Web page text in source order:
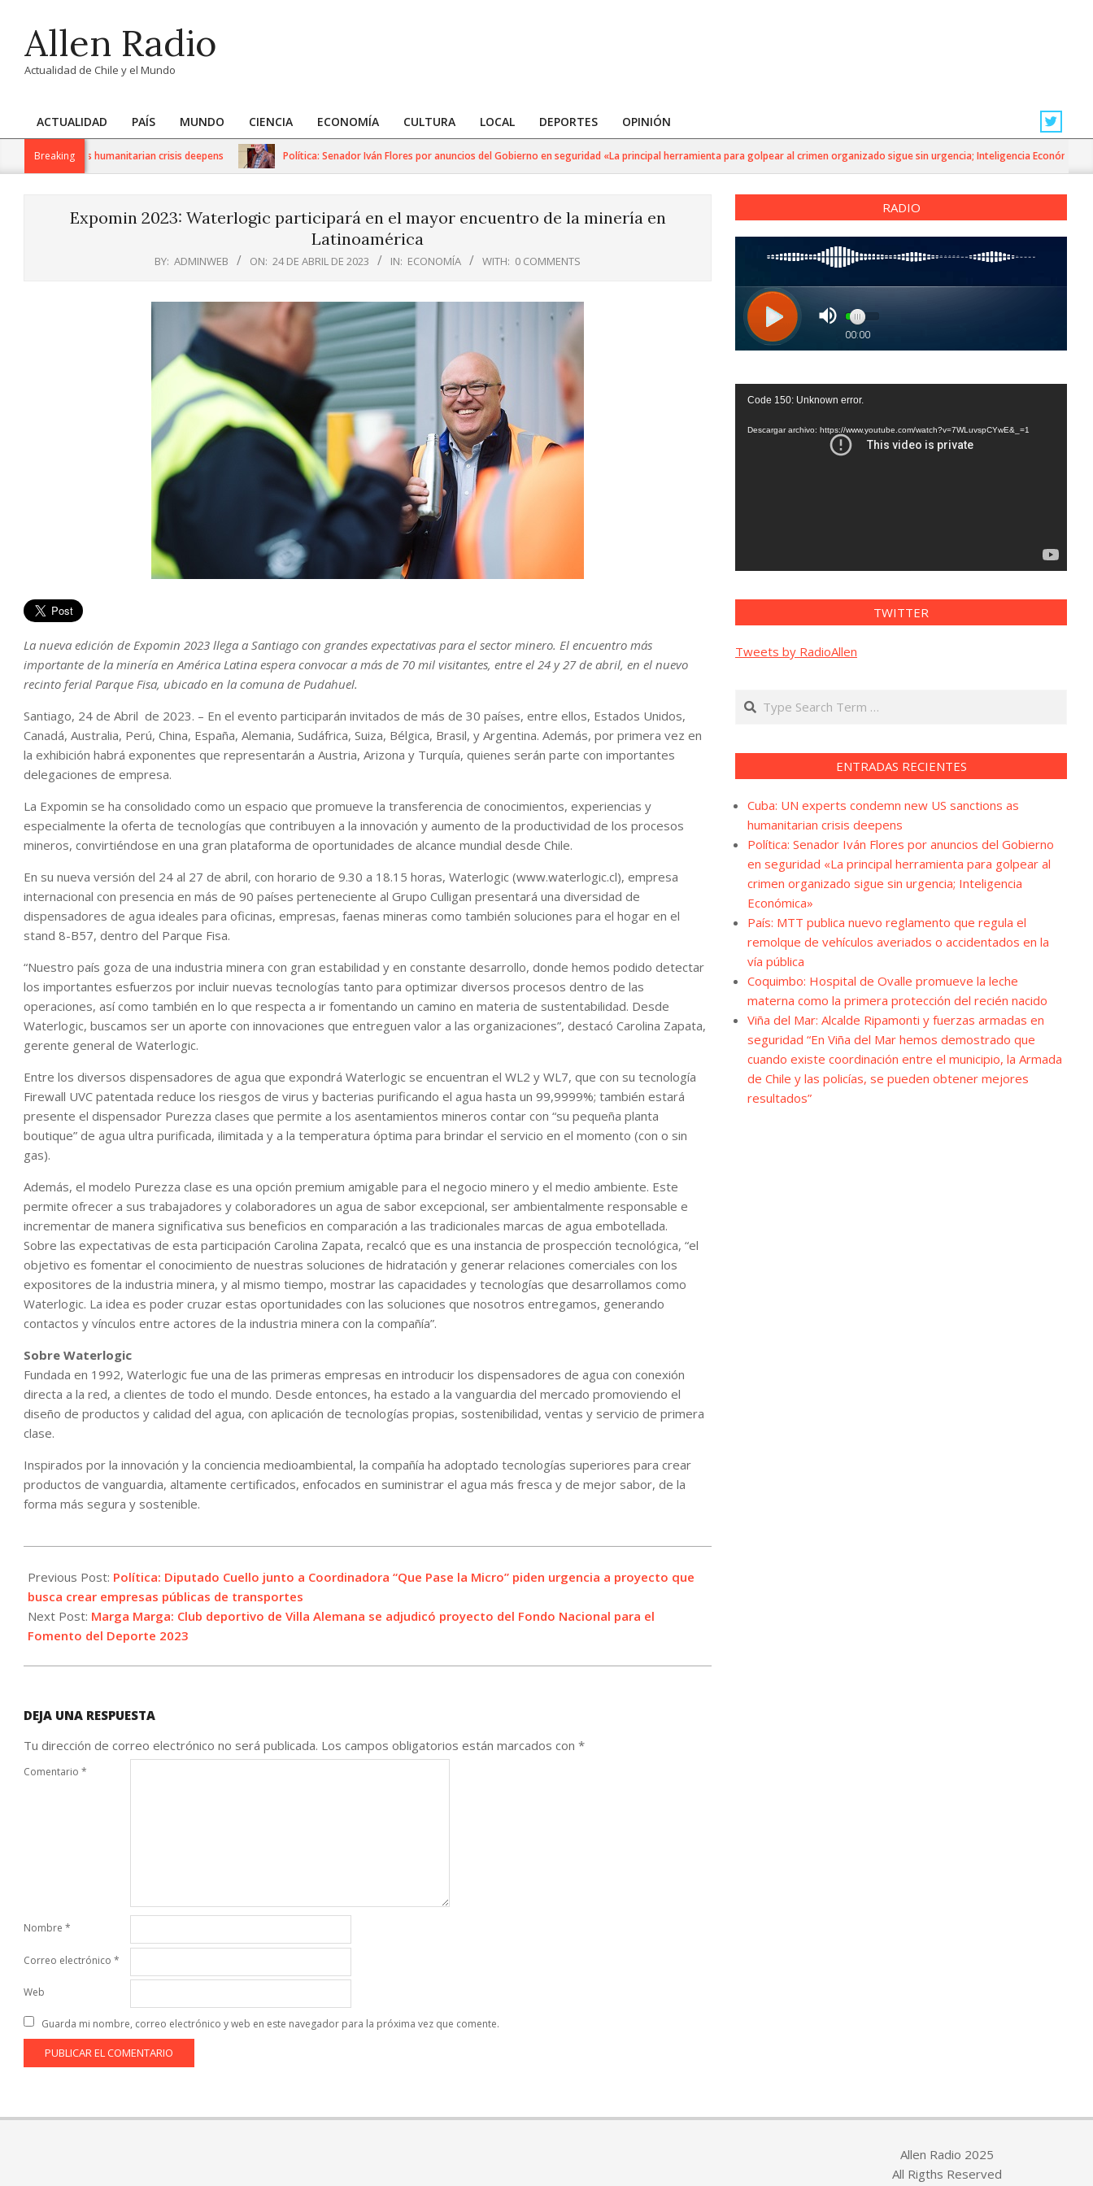
contentAllen Radio
Actualidad de Chile y el Mundo
Primary
Navigation
ACTUALIDAD PAÍS MUNDO CIENCIA ECONOMÍA CULTURA LOCAL DEPORTES OPINIÓN
Breaking
sanctions as humanitarian crisis deepens Política: Senador Iván Flores por anuncios del Gobierno en seguridad «La principal herramienta para golpear al crimen organizado sigue sin urgencia; Inteligencia Económica»
Expomin 2023: Waterlogic participará en el mayor encuentro de la minería en
Latinoamérica
BY: ADMINWEB ON: 24 DE ABRIL DE 2023 IN: ECONOMÍA WITH: 0 COMMENTS
La nueva edición de Expomin 2023 llega a Santiago con grandes expectativas para el sector minero. El encuentro más
importante de la minería en América Latina espera convocar a más de 70 mil visitantes, entre el 24 y 27 de abril, en el nuevo
recinto ferial Parque Fisa, ubicado en la comuna de Pudahuel.
Santiago, 24 de Abril de 2023. – En el evento participarán invitados de más de 30 países, entre ellos, Estados Unidos,
Canadá, Australia, Perú, China, España, Alemania, Sudáfrica, Suiza, Bélgica, Brasil, y Argentina. Además, por primera vez en
la exhibición habrá exponentes que representarán a Austria, Arizona y Turquía, quienes serán parte con importantes
delegaciones de empresa.
La Expomin se ha consolidado como un espacio que promueve la transferencia de conocimientos, experiencias y
especialmente la oferta de tecnologías que contribuyen a la innovación y aumento de la productividad de los procesos
mineros, convirtiéndose en una gran plataforma de oportunidades de alcance mundial desde Chile.
En su nueva versión del 24 al 27 de abril, con horario de 9.30 a 18.15 horas, Waterlogic (www.waterlogic.cl), empresa
internacional con presencia en más de 90 países perteneciente al Grupo Culligan presentará una diversidad de
dispensadores de agua ideales para oficinas, empresas, faenas mineras como también soluciones para el hogar en el
stand 8-B57, dentro del Parque Fisa.
“Nuestro país goza de una industria minera con gran estabilidad y en constante desarrollo, donde hemos podido detectar
los importantes esfuerzos por incluir nuevas tecnologías tanto para optimizar diversos procesos dentro de las
operaciones, así como también en lo que respecta a ir fomentando un camino en materia de sustentabilidad. Desde
Waterlogic, buscamos ser un aporte con innovaciones que entreguen valor a las organizaciones”, destacó Carolina Zapata,
gerente general de Waterlogic.
Entre los diversos dispensadores de agua que expondrá Waterlogic se encuentran el WL2 y WL7, que con su tecnología
Firewall UVC patentada reduce los riesgos de virus y bacterias purificando el agua hasta un 99,9999%; también estará
presente el dispensador Purezza clases que permite a los asentamientos mineros contar con “su pequeña planta
boutique” de agua ultra purificada, ilimitada y a la temperatura óptima para brindar el servicio en el momento (con o sin
gas).
Además, el modelo Purezza clase es una opción premium amigable para el negocio minero y el medio ambiente. Este
permite ofrecer a sus trabajadores y colaboradores un agua de sabor excepcional, ser ambientalmente responsable e
incrementar de manera significativa sus beneficios en comparación a las tradicionales marcas de agua embotellada.
Sobre las expectativas de esta participación Carolina Zapata, recalcó que es una instancia de prospección tecnológica, “el
objetivo es fomentar el conocimiento de nuestras soluciones de hidratación y generar relaciones comerciales con los
expositores de la industria minera, y al mismo tiempo, mostrar las capacidades y tecnologías que desarrollamos como
Waterlogic. La idea es poder cruzar estas oportunidades con las soluciones que nosotros entregamos, generando
contactos y vínculos entre actores de la industria minera con la compañía”.
Sobre Waterlogic
Fundada en 1992, Waterlogic fue una de las primeras empresas en introducir los dispensadores de agua con conexión
directa a la red, a clientes de todo el mundo. Desde entonces, ha estado a la vanguardia del mercado promoviendo el
diseño de productos y calidad del agua, con aplicación de tecnologías propias, sostenibilidad, ventas y servicio de primera
clase.
Inspirados por la innovación y la conciencia medioambiental, la compañía ha adoptado tecnologías superiores para crear
productos de vanguardia, altamente certificados, enfocados en suministrar el agua más fresca y de mejor sabor, de la
forma más segura y sostenible.
04-
24
Previous Post: Política: Diputado Cuello junto a Coordinadora “Que Pase la Micro” piden urgencia a proyecto que
busca crear empresas públicas de transportes
Next Post: Marga Marga: Club deportivo de Villa Alemana se adjudicó proyecto del Fondo Nacional para el
Fomento del Deporte 2023
DEJA UNA RESPUESTA
Tu dirección de correo electrónico no será publicada. Los campos obligatorios están marcados con *
Comentario *
Nombre *
Correo electrónico *
Web
Guarda mi nombre, correo electrónico y web en este navegador para la próxima vez que comente.
RADIO
Reproductor
vídeo
Code 150: Unknown error.
Descargar archivo: https://www.youtube.com/watch?v=7WLuvspCYwE&_=1
TWITTER
Tweets by RadioAllen
Search
ENTRADAS RECIENTES
Cuba: UN experts condemn new US sanctions as
humanitarian crisis deepens
Política: Senador Iván Flores por anuncios del Gobierno
en seguridad «La principal herramienta para golpear al
crimen organizado sigue sin urgencia; Inteligencia
Económica»
País: MTT publica nuevo reglamento que regula el
remolque de vehículos averiados o accidentados en la
vía pública
Coquimbo: Hospital de Ovalle promueve la leche
materna como la primera protección del recién nacido
Viña del Mar: Alcalde Ripamonti y fuerzas armadas en
seguridad “En Viña del Mar hemos demostrado que
cuando existe coordinación entre el municipio, la Armada
de Chile y las policías, se pueden obtener mejores
resultados”
Allen Radio 2025
All Rigths Reserved